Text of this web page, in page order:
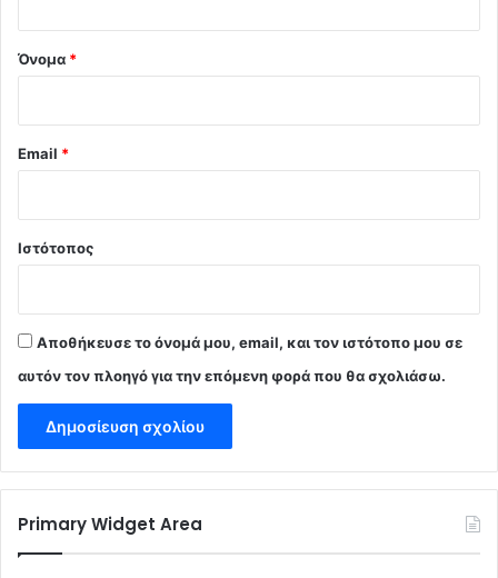
Όνομα *
Email *
Ιστότοπος
Αποθήκευσε το όνομά μου, email, και τον ιστότοπο μου σε
αυτόν τον πλοηγό για την επόμενη φορά που θα σχολιάσω.
Primary Widget Area